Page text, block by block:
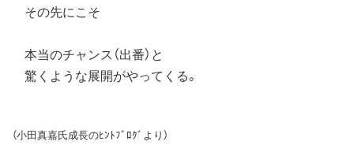
その先にこそ
本当のチャンス（出番）と
驚くような展開がやってくる。
（小田真嘉氏成長のﾋﾝﾄﾌﾞﾛｸﾞより）